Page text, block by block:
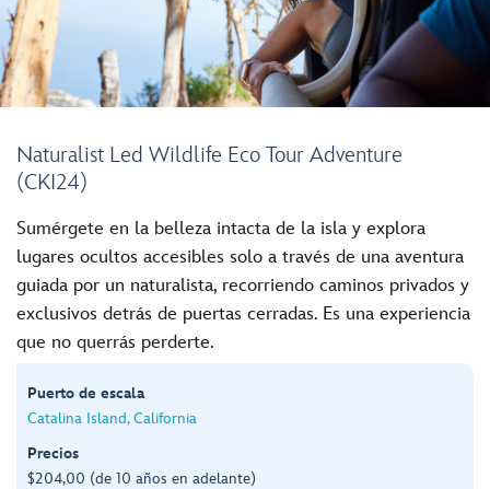
Naturalist Led Wildlife Eco Tour Adventure
(CKI24)
Sumérgete en la belleza intacta de la isla y explora
lugares ocultos accesibles solo a través de una aventura
guiada por un naturalista, recorriendo caminos privados y
exclusivos detrás de puertas cerradas. Es una experiencia
que no querrás perderte.
Puerto de escala
Catalina Island, California
Precios
$204,00 (de 10 años en adelante)